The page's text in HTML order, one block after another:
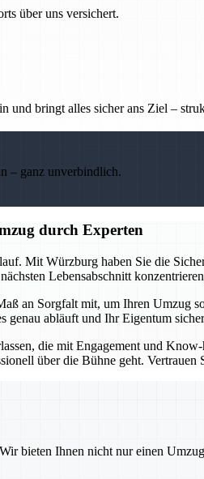
über uns versichert.
und bringt alles sicher ans Ziel –
– ganz unverbindlich.
durch Experten
Mit Würzburg haben Sie die
Lebensabschnitt
an Sorgfalt mit, um Ihren Umzug
genau abläuft und Ihr Eigentum
die mit Engagement und
über die Bühne geht. Vertrauen
bieten Ihnen nicht nur einen